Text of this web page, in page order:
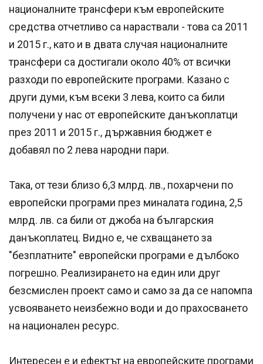
националните трансфери към европейските
средства отчетливо са нараствали - това са 2011
и 2015 г., като и в двата случая националните
трансфери са достигали около 40% от всички
разходи по европейските програми. Казано с
други думи, към всеки 3 лева, които са били
получени у нас от европейските данъкоплатци
през 2011 и 2015 г., държавния бюджет е
добавял по 2 лева народни пари.
Така, от тези близо 6,3 млрд. лв., похарчени по
европейски програми през миналата година, 2,5
млрд. лв. са били от джоба на българския
данъкоплатец. Видно е, че схващането за
"безплатните" европейски програми е дълбоко
погрешно. Реализирането на един или друг
безсмислен проект само и само за да се напомпа
усвояването неизбежно води и до прахосването
на национален ресурс.
Интересен е и ефектът на европейските програми